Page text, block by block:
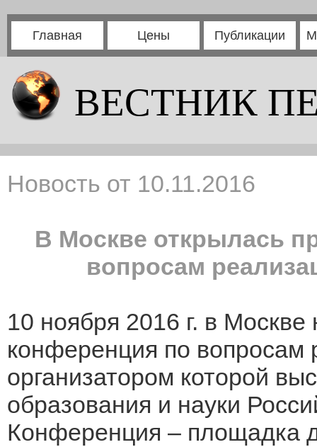
Главная Цены Публикации
ВЕСТНИК
Новость от 10.11.2016
В Москве открылась
вопросам
10 ноября 2016 г. в Москве
конференция по вопросам
организатором которой
образования и науки
Конференция – площадка